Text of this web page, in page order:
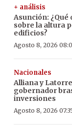
+ análisis
Asunción: ¿Qué
sobre la altura
edificios?
Agosto 8, 2026
Nacionales
Alliana y
gobernador
inversiones
Agosto 8, 2026